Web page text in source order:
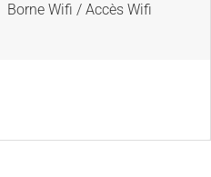
Borne Wifi / Accès Wifi